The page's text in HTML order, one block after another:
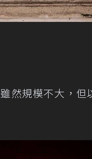
雖然規模不大，但